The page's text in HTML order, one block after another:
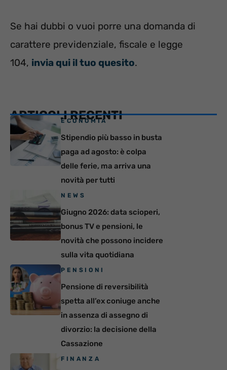
Se hai dubbi o vuoi porre una domanda di
carattere previdenziale, fiscale e legge
104, invia qui il tuo quesito.
ARTICOLI RECENTI
ECONOMIA
Stipendio più basso in busta
paga ad agosto: è colpa
delle ferie, ma arriva una
novità per tutti
NEWS
Giugno 2026: data scioperi,
bonus TV e pensioni, le
novità che possono incidere
sulla vita quotidiana
PENSIONI
Pensione di reversibilità
spetta all’ex coniuge anche
in assenza di assegno di
divorzio: la decisione della
Cassazione
FINANZA